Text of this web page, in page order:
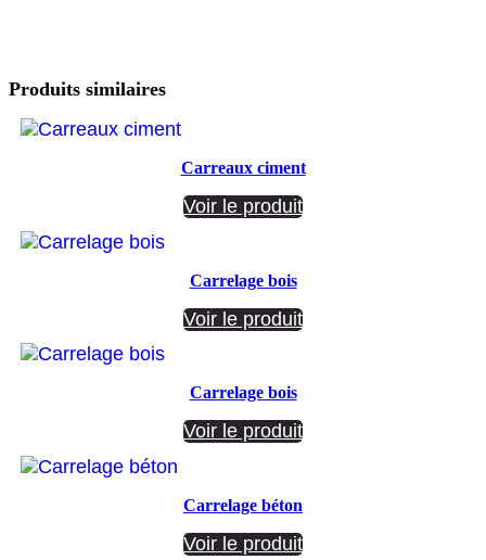
Produits similaires
Carreaux ciment
Voir le produit
Carrelage bois
Voir le produit
Carrelage bois
Voir le produit
Carrelage béton
Voir le produit